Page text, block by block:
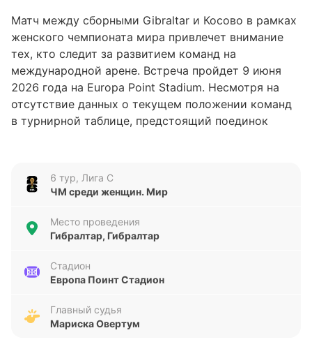
Матч между сборными Gibraltar и Косово в рамках
женского чемпионата мира привлечет внимание
тех, кто следит за развитием команд на
международной арене. Встреча пройдет 9 июня
2026 года на Europa Point Stadium. Несмотря на
отсутствие данных о текущем положении команд
в турнирной таблице, предстоящий поединок
Анализ формы команд
пять поражений подряд и всего один забитый мяч
трудностях. Команда испытывает проблемы с
обороной и атакой, что отражается на итогах
Косово демонстрирует стабильный прогресс —
четыре победы и одно поражение в последних
6 тур, Лига С
ЧМ среди женщин. Мир
Место проведения
Гибралтар, Гибралтар
Стадион
Европа Поинт Стадион
Главный судья
Мариска Овертум